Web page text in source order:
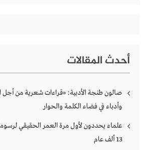
أحدث المقالات
صالون طنجة الأدبية: «قراءات شعرية من
وأدباء في فضاء الكلمة والحوار
علماء يحددون لأول مرة العمر الحقيقي
13 ألف عام